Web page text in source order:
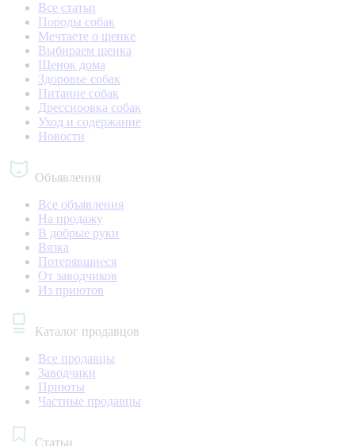
Все статьи
Породы собак
Мечтаете о щенке
Выбираем щенка
Щенок дома
Здоровье собак
Питание собак
Дрессировка собак
Уход и содержание
Новости
Объявления
Все объявления
На продажу
В добрые руки
Вязка
Потерявшиеся
От заводчиков
Из приютов
Каталог продавцов
Все продавцы
Заводчики
Приюты
Частные продавцы
Статьи